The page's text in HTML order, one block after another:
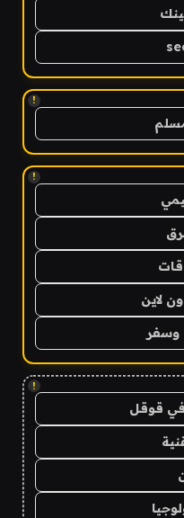
!
!
لاين
وسفر
!
قوقل